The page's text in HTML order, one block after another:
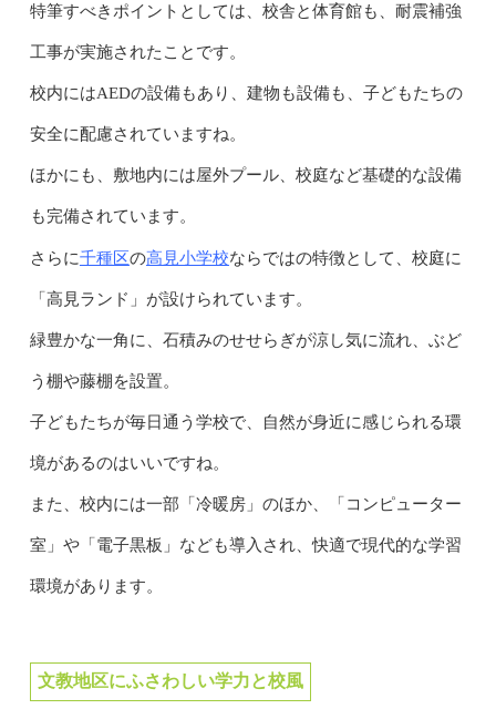
特筆すべきポイントとしては、校舎と体育館も、耐震補強
工事が実施されたことです。
校内にはAEDの設備もあり、建物も設備も、子どもたちの
安全に配慮されていますね。
ほかにも、敷地内には屋外プール、校庭など基礎的な設備
も完備されています。
さらに千種区の高見小学校ならではの特徴として、校庭に
「高見ランド」が設けられています。
緑豊かな一角に、石積みのせせらぎが涼し気に流れ、ぶど
う棚や藤棚を設置。
子どもたちが毎日通う学校で、自然が身近に感じられる環
境があるのはいいですね。
また、校内には一部「冷暖房」のほか、「コンピューター
室」や「電子黒板」なども導入され、快適で現代的な学習
環境があります。
文教地区にふさわしい学力と校風